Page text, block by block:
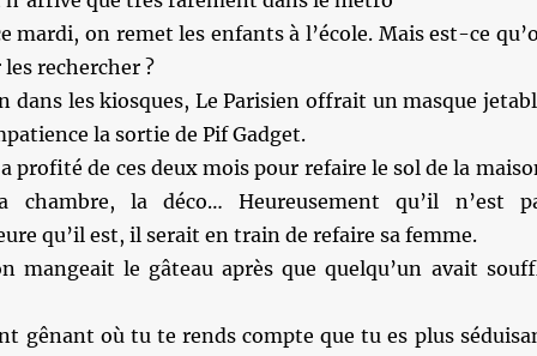
mardi, on remet les enfants à l’école. Mais est-ce
rechercher ?
dans les kiosques, Le Parisien offrait un masque
la sortie de Pif Gadget.
profité de ces deux mois pour refaire le sol de la
chambre, la déco… Heureusement qu’il n’est
qu’il est, il serait en train de refaire sa femme.
mangeait le gâteau après que quelqu’un avait
gênant où tu te rends compte que tu es plus